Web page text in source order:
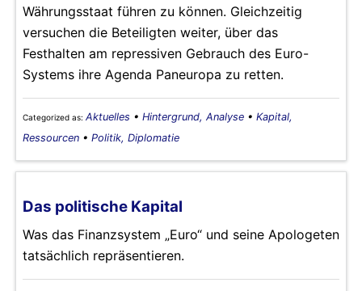
Währungsstaat führen zu können. Gleichzeitig
versuchen die Beteiligten weiter, über das
Festhalten am repressiven Gebrauch des Euro-
Systems ihre Agenda Paneuropa zu retten.
Categorized as: Aktuelles • Hintergrund, Analyse • Kapital,
Ressourcen • Politik, Diplomatie
Das politische Kapital
Was das Finanzsystem „Euro“ und seine Apologeten
tatsächlich repräsentieren.